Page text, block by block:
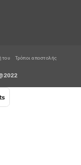
Τρόποι αποστολής